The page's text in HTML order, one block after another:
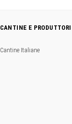
CANTINE E PRODUTTORI
Cantine Italiane